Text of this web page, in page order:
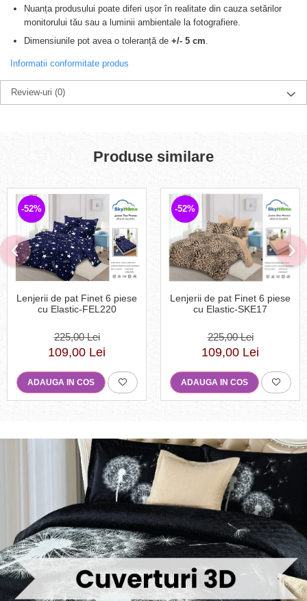
Nuanța produsului poate diferi ușor în realitate din cauza setărilor
monitorului tău sau a luminii ambientale la fotografiere.
Dimensiunile pot avea o toleranță de +/- 5 cm
Informatii conformitate produs
Review-uri (0)
Produse similare
-52%
Lenjerii de pat Finet 6 piese
cu Elastic-FEL220
225,00 Lei
109,00 Lei
ADAUGA IN COS
-52%
Lenjerii de pat Finet 6 piese
cu Elastic-SKE17
225,00 Lei
109,00 Lei
ADAUGA IN COS